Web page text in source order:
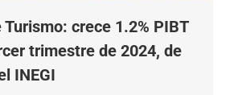
crece 1.2% PIBT
trimestre de 2024, de
INEGI